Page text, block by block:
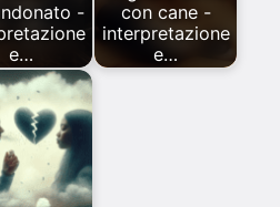
-
e…
con cane -
interpretazione
e…